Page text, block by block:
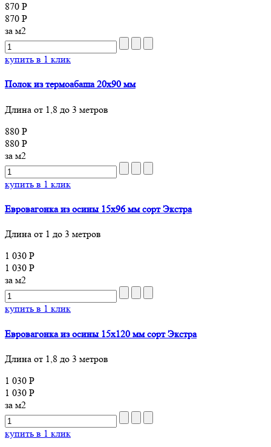
870 Р
870 Р
за м2
купить в 1 клик
Полок из термоабаша 20х90 мм
Длина от 1,8 до 3 метров
880 Р
880 Р
за м2
купить в 1 клик
Евровагонка из осины 15х96 мм сорт Экстра
Длина от 1 до 3 метров
1 030 Р
1 030 Р
за м2
купить в 1 клик
Евровагонка из осины 15х120 мм сорт Экстра
Длина от 1,8 до 3 метров
1 030 Р
1 030 Р
за м2
купить в 1 клик